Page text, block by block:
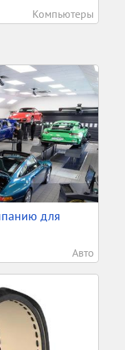
Компьютеры
для
Авто